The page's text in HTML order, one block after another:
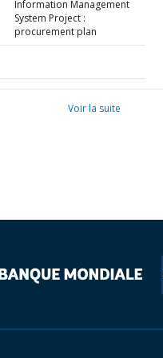
Information Management
System Project :
procurement plan
Voir la suite